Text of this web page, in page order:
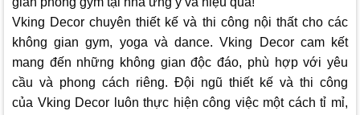
Vking Decor chuyên thiết kế và thi công nội thất cho các
không gian gym, yoga và dance.Vking Decorcam kết
mang đến những không gian độc đáo, phù hợp với yêu
cầu và phong cách riêng. Đội ngũ thiết kế và thi công
của Vking Decor luôn thực hiện công việc một cách tỉ mỉ,